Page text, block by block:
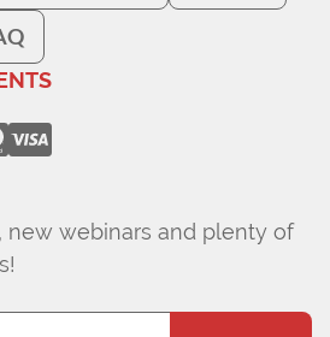
new webinars and plenty of